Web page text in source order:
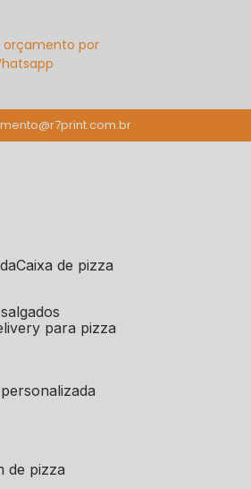
orçamento por
caixa de pizza
para pizza
de pizza